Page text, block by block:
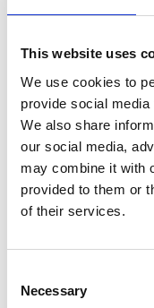
This website uses
We use cookies to
provide social
We also share
our social media,
may combine it with
provided to them or
of their services.
Selection
Necessary